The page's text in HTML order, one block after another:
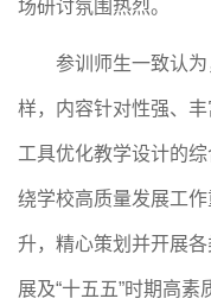
场研讨氛围热烈。
参训师生一致认
样，内容针对性强、
工具优化教学设计的
绕学校高质量发展工
升，精心策划并开展
展及“十五五”时期高素